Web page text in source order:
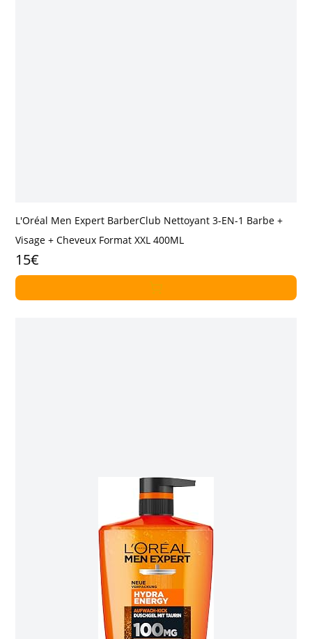
L'Oréal Men Expert BarberClub Nettoyant 3-EN-1 Barbe +
Visage + Cheveux Format XXL 400ML
15€